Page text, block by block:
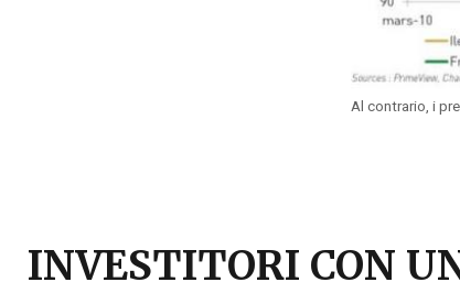
Al contrario, i
INVESTITORI CON